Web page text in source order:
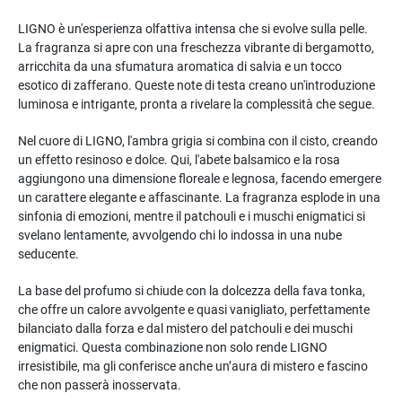
LIGNO è un'esperienza olfattiva intensa che si evolve sulla pelle.
La fragranza si apre con una freschezza vibrante di bergamotto,
arricchita da una sfumatura aromatica di salvia e un tocco
esotico di zafferano. Queste note di testa creano un'introduzione
luminosa e intrigante, pronta a rivelare la complessità che segue.
Nel cuore di LIGNO, l'ambra grigia si combina con il cisto, creando
un effetto resinoso e dolce. Qui, l'abete balsamico e la rosa
aggiungono una dimensione floreale e legnosa, facendo emergere
un carattere elegante e affascinante. La fragranza esplode in una
sinfonia di emozioni, mentre il patchouli e i muschi enigmatici si
svelano lentamente, avvolgendo chi lo indossa in una nube
seducente.
La base del profumo si chiude con la dolcezza della fava tonka,
che offre un calore avvolgente e quasi vanigliato, perfettamente
bilanciato dalla forza e dal mistero del patchouli e dei muschi
enigmatici. Questa combinazione non solo rende LIGNO
irresistibile, ma gli conferisce anche un’aura di mistero e fascino
che non passerà inosservata.